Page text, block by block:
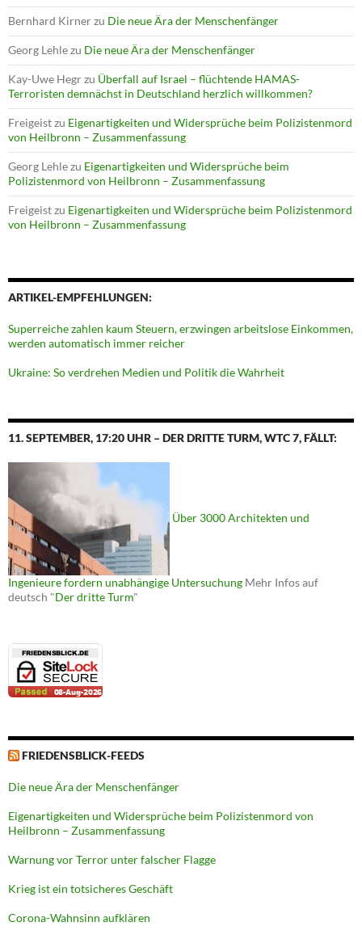
Bernhard Kirnerzu Die neue Ära der Menschenfänger
Georg Lehlezu Die neue Ära der Menschenfänger
Kay-Uwe Hegrzu Überfall auf Israel – flüchtende HAMAS-
Terroristen demnächst in Deutschland herzlich willkommen?
Freigeistzu Eigenartigkeiten und Widersprüche beim Polizistenmord
von Heilbronn – Zusammenfassung
Georg Lehlezu Eigenartigkeiten und Widersprüche beim
Polizistenmord von Heilbronn – Zusammenfassung
Freigeistzu Eigenartigkeiten und Widersprüche beim Polizistenmord
von Heilbronn – Zusammenfassung
ARTIKEL-EMPFEHLUNGEN:
Superreiche zahlen kaum Steuern, erzwingen arbeitslose Einkommen,
werden automatisch immer reicher
Ukraine: So verdrehen Medien und Politik die Wahrheit
11. SEPTEMBER, 17:20 UHR – DER DRITTE TURM, WTC 7, FÄLLT:
Über 3000 Architekten und
Ingenieure fordern unabhängige Untersuchung Mehr Infos auf
deutsch "Der dritte Turm"
FRIEDENSBLICK-FEEDS
Die neue Ära der Menschenfänger
Eigenartigkeiten und Widersprüche beim Polizistenmord von
Heilbronn – Zusammenfassung
Warnung vor Terror unter falscher Flagge
Krieg ist ein totsicheres Geschäft
Corona-Wahnsinn aufklären